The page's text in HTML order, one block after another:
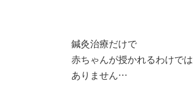
鍼灸治療だけで
赤ちゃんが授かれるわけでは
ありません…